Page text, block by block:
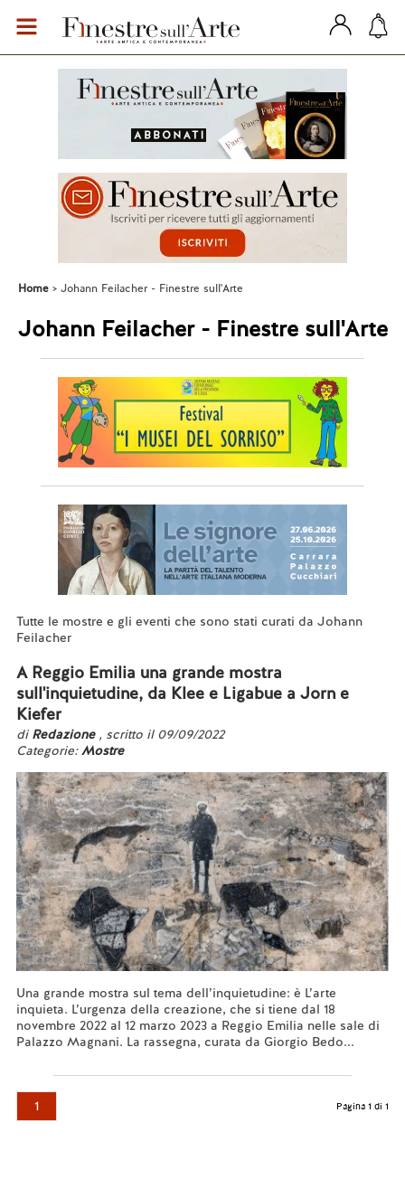
Home Johann Feilacher - Finestre sull'Arte
Johann Feilacher - Finestre sull'Arte
Tutte le mostre e gli eventi che sono stati curati da Johann
Feilacher
A Reggio Emilia una grande mostra
sull'inquietudine, da Klee e Ligabue a Jorn e
Kiefer
di Redazione , scritto il 09/09/2022
Categorie:Mostre
Una grande mostra sul tema dell’inquietudine: è L’arte
inquieta. L’urgenza della creazione, che si tiene dal 18
novembre 2022 al 12 marzo 2023 a Reggio Emilia nelle sale di
Palazzo Magnani. La rassegna, curata da Giorgio Bedo...
1 Pagina 1 di 1